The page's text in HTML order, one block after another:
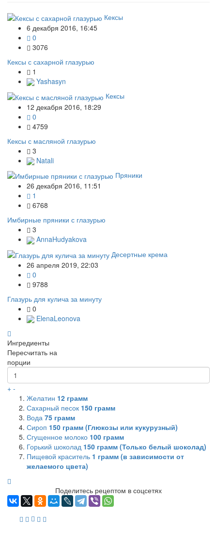
Кексы
6 декабря 2016, 16:45
0
3076
Кексы с сахарной глазурью
1
Yashasyn
Кексы
12 декабря 2016, 18:29
0
4759
Кексы с масляной глазурью
3
Natali
Пряники
26 декабря 2016, 11:51
1
6768
Имбирные пряники с глазурью
3
AnnaHudyakova
Десертные крема
26 апреля 2019, 22:03
0
9788
Глазурь для кулича за минуту
0
ElenaLeonova
Ингредиенты
Пересчитать на
порции
+ -
Желатин 12 грамм
Сахарный песок 150 грамм
Вода 75 грамм
Сироп 150 грамм (Глюкозы или кукурузный)
Сгущенное молоко 100 грамм
Горький шоколад 150 грамм (Только белый шоколад)
Пищевой краситель 1 грамм (в зависимости от
желаемого цвета)
Поделитесь рецептом в соцсетях